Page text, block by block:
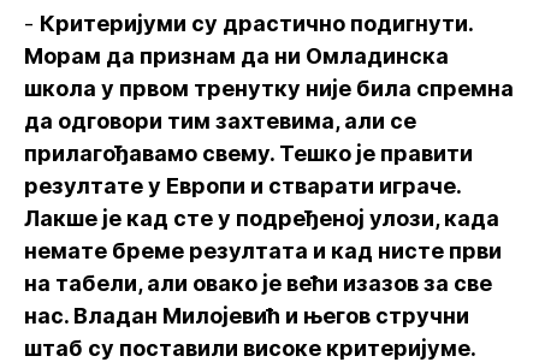
- Критеријуми су драстично подигнути.
Морам да признам да ни Омладинска
школа у првом тренутку није била спремна
да одговори тим захтевима, али се
прилагођавамо свему. Тешко је правити
резултате у Европи и стварати играче.
Лакше је кад сте у подређеној улози, када
немате бреме резултата и кад нисте први
на табели, али овако је већи изазов за све
нас. Владан Милојевић и његов стручни
штаб су поставили високе критеријуме.